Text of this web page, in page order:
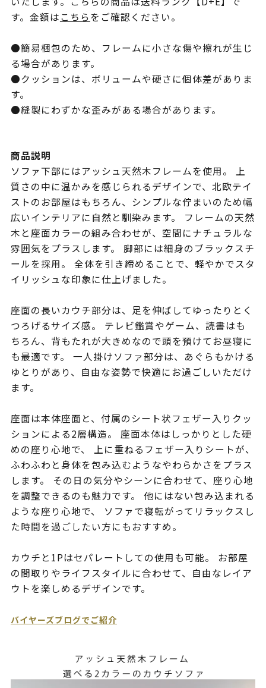
す。金額はこちらをご確認ください。
●簡易梱包のため、フレームに小さな傷や擦れが生じ
る場合があります。
●クッションは、ボリュームや硬さに個体差がありま
す。
●縫製にわずかな歪みがある場合があります。
商品説明
ソファ下部にはアッシュ天然木フレームを使用。 上
質さの中に温かみを感じられるデザインで、北欧テイ
ストのお部屋はもちろん、シンプルな佇まいのため幅
広いインテリアに自然と馴染みます。 フレームの天然
木と座面カラーの組み合わせが、空間にナチュラルな
雰囲気をプラスします。 脚部には細身のブラックスチ
ールを採用。 全体を引き締めることで、軽やかでスタ
イリッシュな印象に仕上げました。
座面の長いカウチ部分は、足を伸ばしてゆったりとく
つろげるサイズ感。 テレビ鑑賞やゲーム、読書はも
ちろん、背もたれが大きめなので頭を預けてお昼寝に
も最適です。 一人掛けソファ部分は、あぐらもかける
ゆとりがあり、自由な姿勢で快適にお過ごしいただけ
ます。
座面は本体座面と、付属のシート状フェザー入りクッ
ションによる2層構造。 座面本体はしっかりとした硬
めの座り心地で、 上に重ねるフェザー入りシートが、
ふわふわと身体を包み込むようなやわらかさをプラス
します。 その日の気分やシーンに合わせて、座り心地
を調整できるのも魅力です。 他にはない包み込まれる
ような座り心地で、 ソファで寝転がってリラックスし
た時間を過ごしたい方にもおすすめ。
カウチと1Pはセパレートしての使用も可能。 お部屋
の間取りやライフスタイルに合わせて、自由なレイア
ウトを楽しめるデザインです。
バイヤーズブログでご紹介